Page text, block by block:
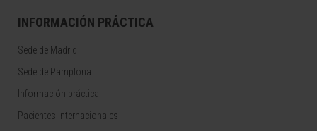
INFORMACIÓN PRÁCTICA
Sede de Madrid
Sede de Pamplona
Información práctica
Pacientes internacionales